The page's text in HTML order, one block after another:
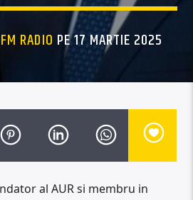
RADIO PE 17 MARTIE 2025
al AUR si membru in